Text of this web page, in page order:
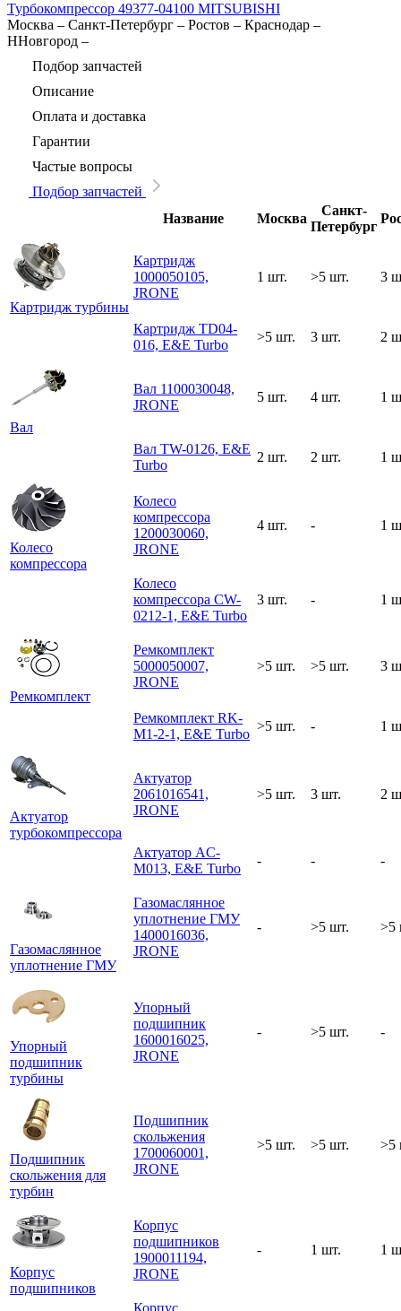
Турбокомпрессор 49377-04100 MITSUBISHI
Москва – Санкт-Петербург – Ростов – Краснодар –
ННовгород –
Подбор запчастей
Описание
Оплата и доставка
Гарантии
Частые вопросы
Подбор запчастей
Название
Москва
Санкт-
Петербург
Картридж турбины
Картридж
1000050105,
JRONE
1 шт. >5 шт. 3
Картридж TD04-
016, E&E Turbo
>5 шт. 3 шт. 2
Вал
Вал 1100030048,
JRONE
5 шт. 4 шт. 1
Вал TW-0126, E&E
Turbo
2 шт. 2 шт. 1
Колесо
компрессора
Колесо
компрессора
1200030060,
JRONE
4 шт. - 1
Колесо
компрессора CW-
0212-1, E&E Turbo
3 шт. - 1
Ремкомплект
Ремкомплект
5000050007,
JRONE
>5 шт. >5 шт. 3
Ремкомплект RK-
M1-2-1, E&E Turbo
>5 шт. - 1
Актуатор
турбокомпрессора
Актуатор
2061016541,
JRONE
>5 шт. 3 шт. 2
Актуатор AC-
M013, E&E Turbo
- - -
Газомаслянное
уплотнение ГМУ
Газомаслянное
уплотнение ГМУ
1400016036,
JRONE
- >5 шт. >5
Упорный
подшипник
турбины
Упорный
подшипник
1600016025,
JRONE
- >5 шт. -
Подшипник
скольжения для
турбин
Подшипник
скольжения
1700060001,
JRONE
>5 шт. >5 шт. >5
Корпус
подшипников
Корпус
подшипников
1900011194,
JRONE
- 1 шт. 1